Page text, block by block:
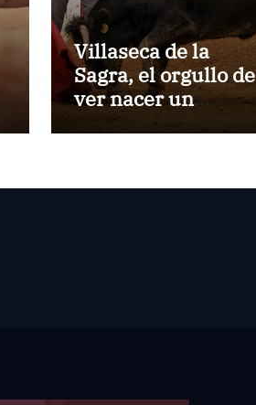
Villaseca de la
Sagra, el orgullo de
ver nacer un
torero:Gorka Jerez